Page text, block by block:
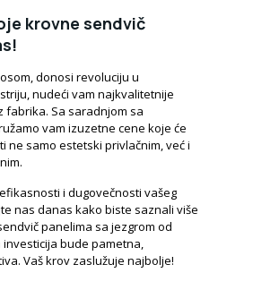
krovne sendvič
donosi revoluciju u
nudeći vam najkvalitetnije
fabrika. Sa saradnjom sa
vam izuzetne cene koje će
ne samo estetski privlačnim, već i
i dugovečnosti vašeg
nas danas kako biste saznali više
panelima sa jezgrom od
investicija bude pametna,
Vaš krov zaslužuje najbolje!